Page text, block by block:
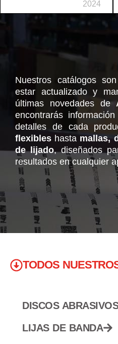
2024
Nuestros catálogos
estar actualizado y
últimas novedades de
encontrarás
detalles de cada
flexibles hasta mallas,
de lijado, diseñados
resultados en cualquier
TODOS
DISCOS ABRASIVOS
LIJAS DE BANDA